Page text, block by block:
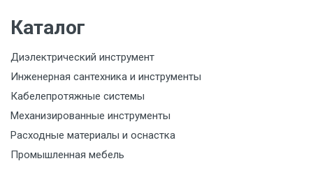
Каталог
Диэлектрический инструмент
Инженерная сантехника и инструменты
Кабелепротяжные системы
Механизированные инструменты
Расходные материалы и оснастка
Промышленная мебель